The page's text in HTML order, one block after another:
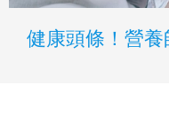
健康頭條！營